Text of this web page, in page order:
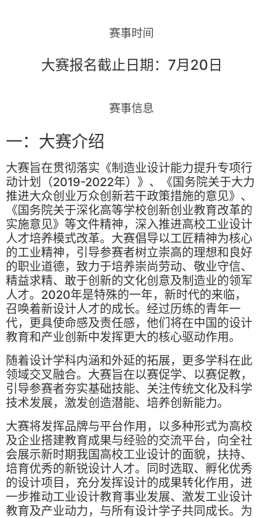
赛事时间
大赛报名截止日期：7月20日
赛事信息
一：大赛介绍
大赛旨在贯彻落实《制造业设计能力提升专项行
动计划（2019-2022年）》、《国务院关于大力
推进大众创业万众创新若干政策措施的意见》、
《国务院关于深化高等学校创新创业教育改革的
实施意见》等文件精神，深入推进高校工业设计
人才培养模式改革。大赛倡导以工匠精神为核心
的工业精神，引导参赛者树立崇高的理想和良好
的职业道德，致力于培养崇尚劳动、敬业守信、
精益求精、敢于创新的文化创意及制造业的领军
人才。2020年是特殊的一年，新时代的来临，
召唤着新设计人才的成长。经过历练的青年一
代，更具使命感及责任感，他们将在中国的设计
教育和产业创新中发挥更大的核心驱动作用。
随着设计学科内涵和外延的拓展，更多学科在此
领域交叉融合。大赛旨在以赛促学、以赛促教，
引导参赛者夯实基础技能、关注传统文化及科学
技术发展，激发创造潜能、培养创新能力。
大赛将发挥品牌与平台作用，以多种形式为高校
及企业搭建教育成果与经验的交流平台，向全社
会展示新时期我国高校工业设计的面貌，扶持、
培育优秀的新锐设计人才。同时选取、孵化优秀
的设计项目，充分发挥设计的成果转化作用，进
一步推动工业设计教育事业发展、激发工业设计
教育及产业动力，与所有设计学子共同成长。为